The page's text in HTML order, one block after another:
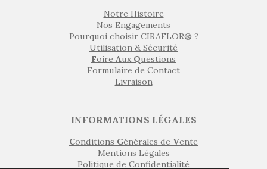
Notre Histoire
Nos Engagements
Pourquoi choisir CIRAFLOR® ?
Utilisation & Sécurité
Foire Aux Questions
Formulaire de Contact
Livraison
INFORMATIONS LÉGALES
Conditions Générales de Vente
Mentions Légales
Politique de Confidentialité